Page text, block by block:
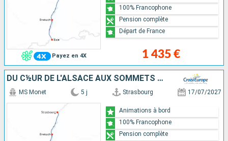
Payez en 4X 1 435 €
100% Francophone
Pension complète
Départ de France
DU C½UR DE L'ALSACE AUX SOMMETS DES ALPES SUISSES
MS Monet 5 j Strasbourg 17/07/2027
Animations à bord
100% Francophone
Pension complète